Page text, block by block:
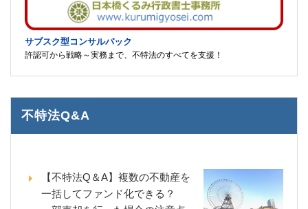
サブスク型コンサルパック
許認可から戦略～実務まで、不特法のすべてを支援！
不特法Q&A
【不特法Q＆A】複数の不動産を
一括してファンド化できる？